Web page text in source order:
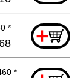
* +
*